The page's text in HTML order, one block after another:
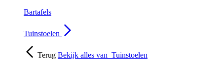
Bartafels
Tuinstoelen
Terug Bekijk alles van Tuinstoelen